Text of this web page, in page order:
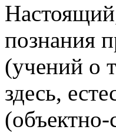
познания
(учений о
здесь,